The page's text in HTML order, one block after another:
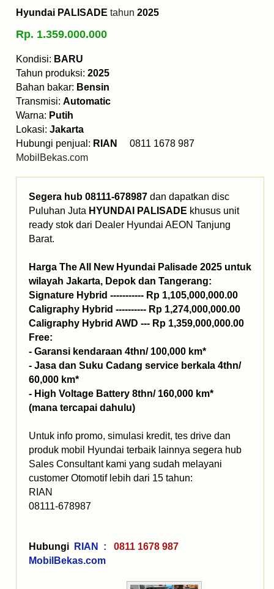
Hyundai PALISADE tahun 2025
Rp. 1.359.000.000
Kondisi: BARU
Tahun produksi: 2025
Bahan bakar: Bensin
Transmisi: Automatic
Warna: Putih
Lokasi: Jakarta
Hubungi penjual: RIAN
0811 1678 987
MobilBekas.com
Segera hub 08111-678987 dan dapatkan disc
Puluhan Juta HYUNDAI PALISADE khusus unit
ready stok dari Dealer Hyundai AEON Tanjung
Barat.
Harga The All New Hyundai Palisade 2025 untuk
wilayah Jakarta, Depok dan Tangerang:
Signature Hybrid ----------- Rp 1,105,000,000.00
Caligraphy Hybrid ---------- Rp 1,274,000,000.00
Caligraphy Hybrid AWD --- Rp 1,359,000,000.00
Free:
- Garansi kendaraan 4thn/ 100,000 km*
- Jasa dan Suku Cadang service berkala 4thn/
60,000 km*
- High Voltage Battery 8thn/ 160,000 km*
(mana tercapai dahulu)
Untuk info promo, simulasi kredit, tes drive dan
produk mobil Hyundai terbaik lainnya segera hub
Sales Consultant kami yang sudah melayani
customer Otomotif lebih dari 15 tahun:
RIAN
08111-678987
Hubungi RIAN :
0811 1678 987
MobilBekas.com